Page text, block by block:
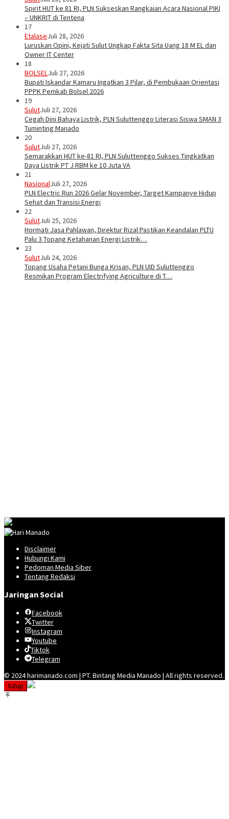
Spirit HUT ke 81 RI, PLN Sukseskan Rangkaian Acara Nasional PIKI
– UNKRIT di Tentena
17
EtalaseJuli 28, 2026
Luruskan Opini, Kejati Sulut Ungkap Fakta Sita Uang 18 M EL dan
Owner IT Center
18
BOLSELJuli 27, 2026
Bupati Iskandar Kamaru Ingatkan 3 Pilar, di Pembukaan Orientasi
PPPK Pemkab Bolsel 2026
19
SulutJuli 27, 2026
Cegah Dini Bahaya Listrik, PLN Suluttenggo Literasi Siswa SMAN 3
Tuminting Manado
20
SulutJuli 27, 2026
Semarakkan HUT ke-81 RI, PLN Suluttenggo Sukses Tingkatkan
Daya Listrik PT J RBM ke 10 Juta VA
21
NasionalJuli 27, 2026
PLN Electric Run 2026 Gelar November, Target Kampanye Hidup
Sehat dan Transisi Energi
22
SulutJuli 25, 2026
Hormati Jasa Pahlawan, Direktur Rizal Pastikan Keandalan PLTU
Palu 3 Topang Ketahanan Energi Listrik…
23
SulutJuli 24, 2026
Topang Usaha Petani Bunga Krisan, PLN UID Suluttenggo
Resmikan Program Electrifying Agriculture di T…
Disclaimer
Hubungi Kami
Pedoman Media Siber
Tentang Redaksi
Jaringan Social
Facebook
Twitter
Instagram
Youtube
Tiktok
Telegram
© 2024 harimanado.com | PT. Bintang Media Manado | All rights reserved.
tutup